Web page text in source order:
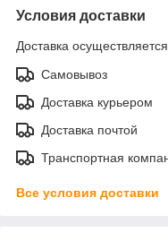
Условия доставки
Доставка
Самовывоз
Доставка курьером
Доставка почтой
Транспортная
Все условия доставки